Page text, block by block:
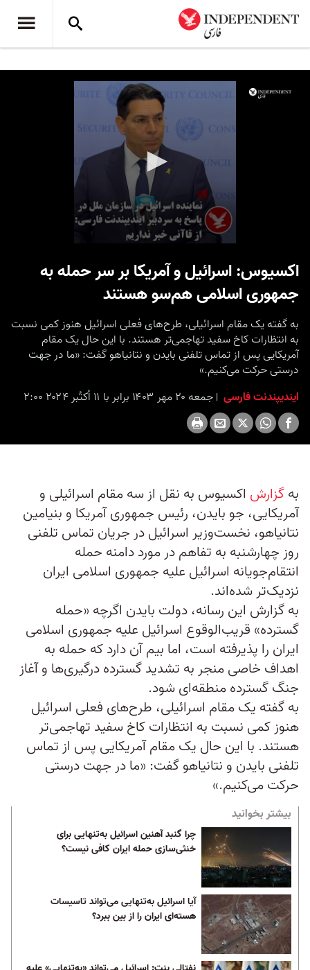
اکسیوس: اسرائیل و آمریکا بر سر حمله به
جمهوری اسلامی هم‌سو هستند
به گفته یک مقام اسرائيلی، طرح‌های فعلی اسرائیل هنوز کمی نسبت
به انتظارات کاخ سفید تهاجمی‌تر هستند. با این حال یک مقام
آمریکایی پس از تماس تلفنی بایدن و نتانیاهو گفت: «ما در جهت
درستی حرکت می‌کنیم.»
ایندیپندنت فارسی جمعه ۲۰ مهر ۱۴۰۳ برابر با ۱۱ اُکتُبر ۲۰۲۴ ۲:۰۰
بهگزارش اکسیوس به نقل از سه مقام اسرائيلی و
آمریکایی، جو بایدن، رئيس جمهوری آمریکا و بنیامین
نتانیاهو، نخست‌وزیر اسرائيل در جریان تماس تلفنی
روز چهارشنبه به تفاهم در مورد دامنه حمله
انتقام‌جویانه اسرائيل علیه جمهوری اسلامی ایران
نزدیک‌تر شده‌اند.
به گزارش این رسانه، دولت بایدن اگرچه «حمله
گسترده» قریب‌الوقوع اسرائيل علیه جمهوری اسلامی
ایران را پذیرفته است، اما بیم آن دارد که حمله به
اهداف خاصی منجر به تشدید گسترده درگیری‌ها و آغاز
جنگ گسترده منطقه‌ای شود.
به گفته یک مقام اسرائيلی، طرح‌های فعلی اسرائیل
هنوز کمی نسبت به انتظارات کاخ سفید تهاجمی‌تر
هستند. با این حال یک مقام آمریکایی پس از تماس
تلفنی بایدن و نتانیاهو گفت: «ما در جهت درستی
حرکت می‌کنیم.»
بیشتر بخوانید
چرا گنبد آهنین اسرائیل به‌تنهایی برای
خنثی‌سازی حمله ایران کافی نیست؟
آیا اسرائیل به‌تنهایی می‌تواند تاسیسات
هسته‌ای ایران را از بین ببرد؟